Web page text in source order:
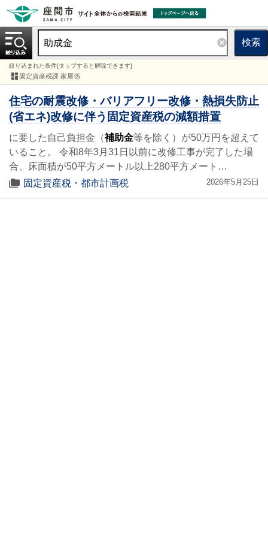
検索
絞り込まれた条件[タップすると解除できます]
固定資産税課 家屋係
住宅の耐震改修・バリアフリー改修・熱損失防止
(省エネ)改修に伴う固定資産税の減額措置
に要した自己負担金（補助金等を除く）が50万円を超えて
いること。 令和8年3月31日以前に改修工事が完了した場
合、床面積が50平方メートル以上280平方メート…
固定資産税・都市計画税
2026年5月25日